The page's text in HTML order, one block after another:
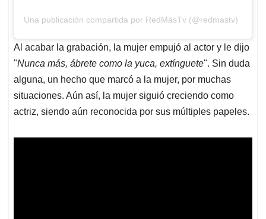
Una publicación compartida por RedMásTv (@redmastv)
Al acabar la grabación, la mujer empujó al actor y le dijo
"Nunca más, ábrete como la yuca, extínguete". Sin duda
alguna, un hecho que marcó a la mujer, por muchas
situaciones. Aún así, la mujer siguió creciendo como
actriz, siendo aún reconocida por sus múltiples papeles.